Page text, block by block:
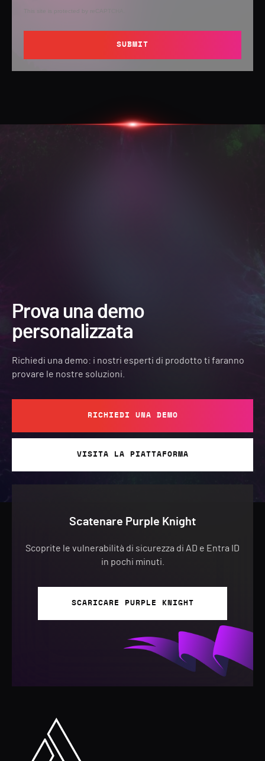
This site is protected by reCAPTCHA.
SUBMIT
Prova una demo
personalizzata
Richiedi una demo: i nostri esperti di prodotto ti faranno
provare le nostre soluzioni.
RICHIEDI UNA DEMO
VISITA LA PIATTAFORMA
Scatenare Purple Knight
Scoprite le vulnerabilità di sicurezza di AD e Entra ID
in pochi minuti.
SCARICARE PURPLE KNIGHT